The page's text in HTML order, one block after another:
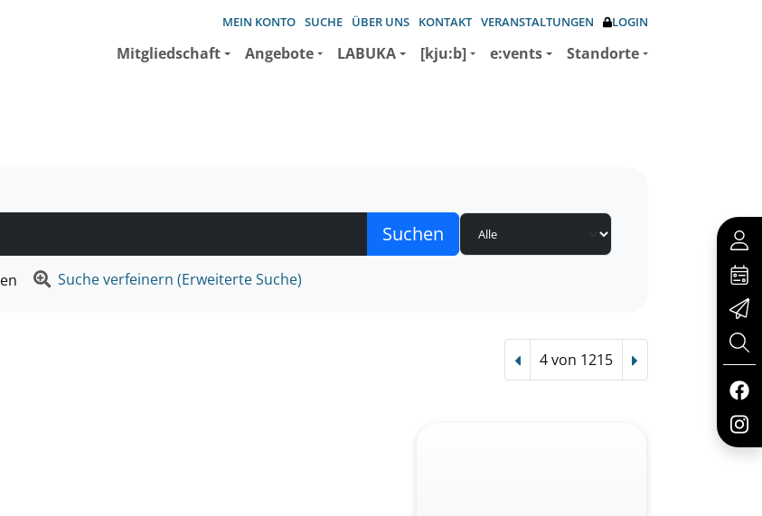
MEIN KONTO SUCHE ÜBER UNS KONTAKT VERANSTALTUNGEN LOGIN
Mitgliedschaft Angebote LABUKA [kju:b] e:vents Standorte
wollen.Suche verfeinern (Erweiterte Suche)
Vorheriger Treffer
4 von 1215 Nächster Treffer